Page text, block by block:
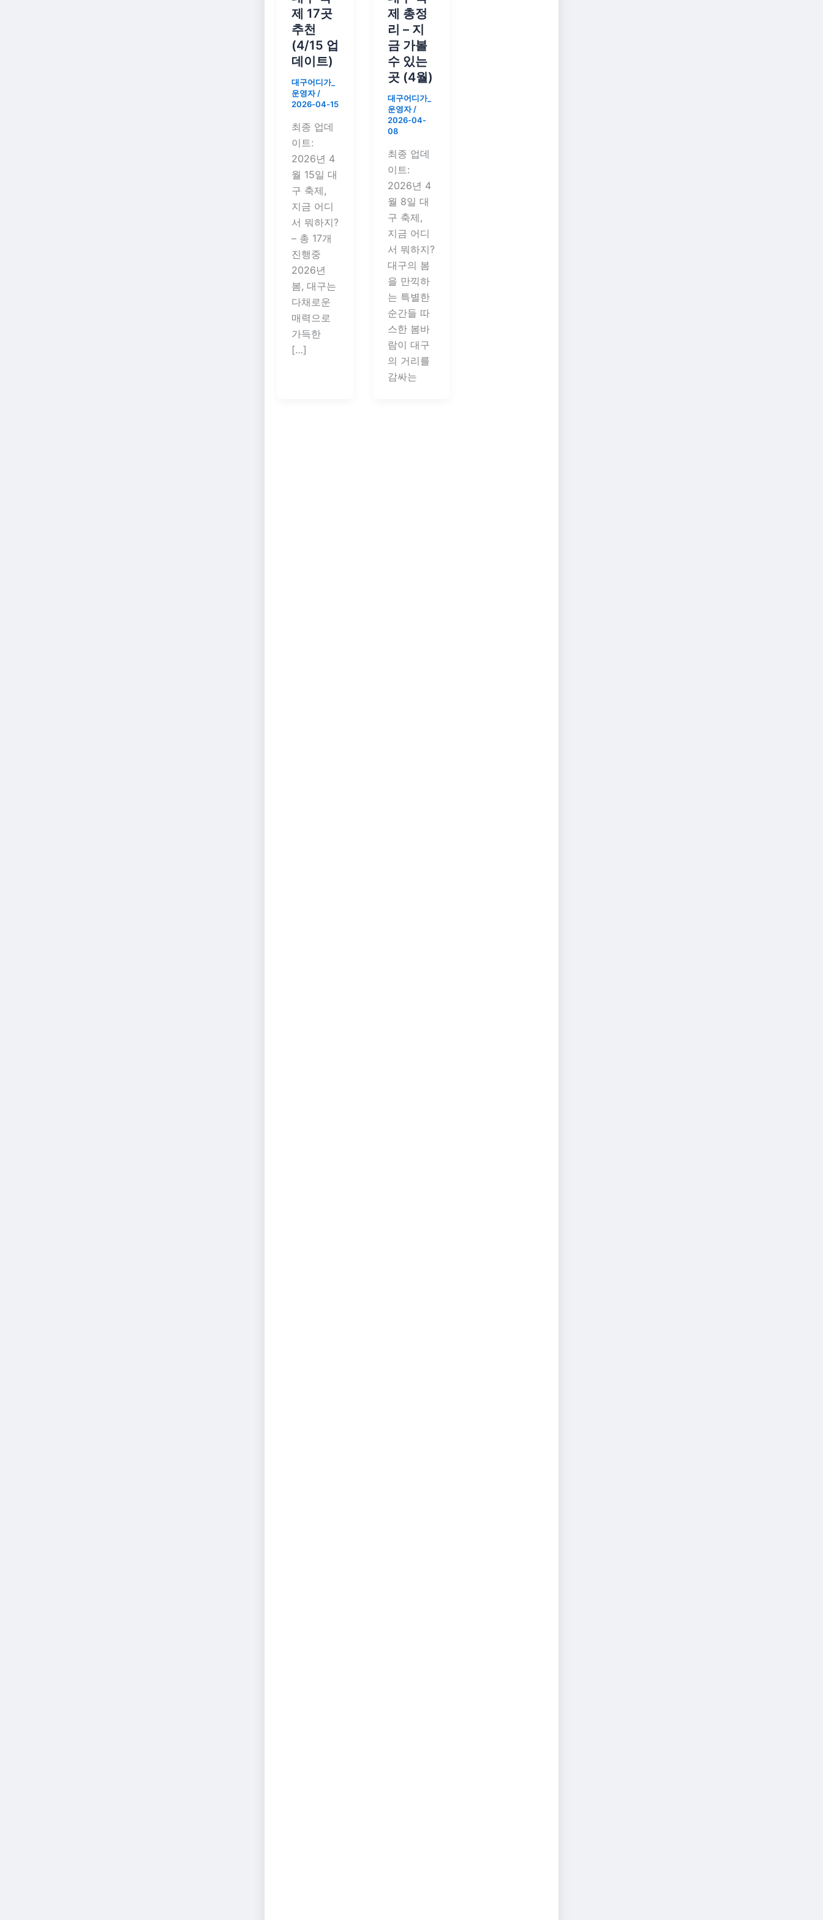
제 17곳
추천
(4/15 업
데이트)
대구어디가_
운영자/
2026-04-15
최종 업데
이트:
2026년 4
월 15일 대
구 축제,
지금 어디
서 뭐하지?
– 총 17개
진행중
2026년
봄, 대구는
다채로운
매력으로
가득한
[…]
제 총정
리 – 지
금 가볼
수 있는
곳 (4월)
대구어디가_
운영자/
2026-04-
08
최종 업데
이트:
2026년 4
월 8일 대
구 축제,
지금 어디
서 뭐하지?
대구의 봄
을 만끽하
는 특별한
순간들 따
스한 봄바
람이 대구
의 거리를
감싸는